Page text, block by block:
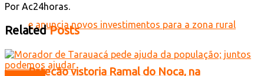
Petecão vistoria Ramal do Noca, na
Por Ac24horas.
RelatedPosts